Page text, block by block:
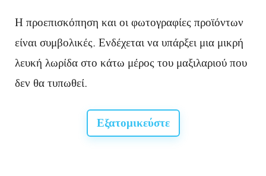
Η προεπισκόπηση και οι φωτογραφίες προϊόντων
είναι συμβολικές. Ενδέχεται να υπάρξει μια μικρή
λευκή λωρίδα στο κάτω μέρος του μαξιλαριού που
δεν θα τυπωθεί.
Εξατομικεύστε